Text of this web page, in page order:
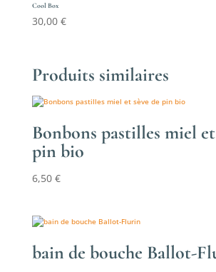
Cool Box
30,00 €
Produits similaires
Bonbons pastilles miel et
pin bio
6,50 €
bain de bouche Ballot-